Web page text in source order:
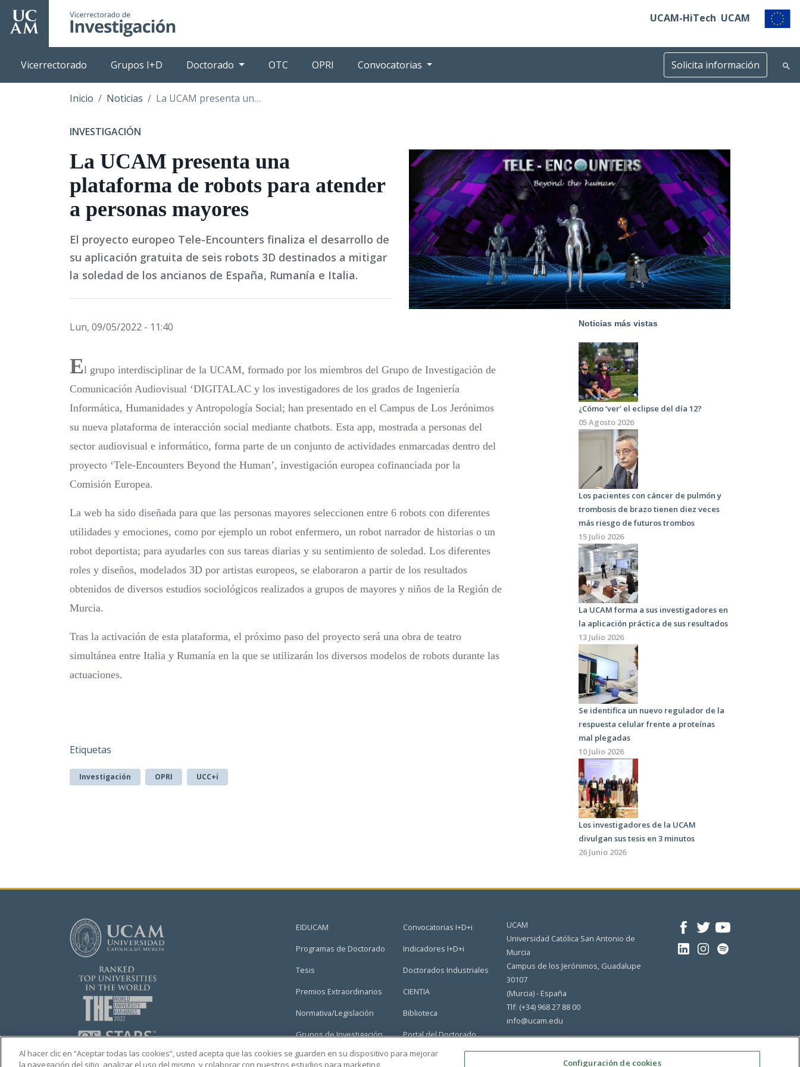
Pasar
principal
UCAM-HiTech UCAM
Vicerrectorado Grupos I+D Doctorado OTC OPRI Convocatorias Solicita información
Inicio Noticias La UCAM presenta una plataforma de robots para atender a personas mayores
INVESTIGACIÓN
La UCAM presenta una
plataforma de robots para atender
a personas mayores
El proyecto europeo Tele-Encounters finaliza el desarrollo de
su aplicación gratuita de seis robots 3D destinados a mitigar
la soledad de los ancianos de España, Rumanía e Italia.
Lun, 09/05/2022 - 11:40
El grupo interdisciplinar de la UCAM, formado por los miembros del Grupo de Investigación de
Comunicación Audiovisual ‘DIGITALAC y los investigadores de los grados de Ingeniería
Informática, Humanidades y Antropología Social; han presentado en el Campus de Los Jerónimos
su nueva plataforma de interacción social mediante chatbots. Esta app, mostrada a personas del
sector audiovisual e informático, forma parte de un conjunto de actividades enmarcadas dentro del
proyecto ‘Tele-Encounters Beyond the Human’, investigación europea cofinanciada por la
Comisión Europea.
La web ha sido diseñada para que las personas mayores seleccionen entre 6 robots con diferentes
utilidades y emociones, como por ejemplo un robot enfermero, un robot narrador de historias o un
robot deportista; para ayudarles con sus tareas diarias y su sentimiento de soledad. Los diferentes
roles y diseños, modelados 3D por artistas europeos, se elaboraron a partir de los resultados
obtenidos de diversos estudios sociológicos realizados a grupos de mayores y niños de la Región de
Murcia.
Tras la activación de esta plataforma, el próximo paso del proyecto será una obra de teatro
simultánea entre Italia y Rumanía en la que se utilizarán los diversos modelos de robots durante las
actuaciones.
Etiquetas
Investigación OPRI UCC+i
Noticias más vistas
¿Cómo ‘ver’ el eclipse del día 12?
05 Agosto 2026
Los pacientes con cáncer de pulmón y
trombosis de brazo tienen diez veces
más riesgo de futuros trombos
15 Julio 2026
La UCAM forma a sus investigadores en
la aplicación práctica de sus resultados
13 Julio 2026
Se identifica un nuevo regulador de la
respuesta celular frente a proteínas
mal plegadas
10 Julio 2026
Los investigadores de la UCAM
divulgan sus tesis en 3 minutos
26 Junio 2026
EIDUCAM
Programas de Doctorado
Tesis
Premios Extraordinarios
Normativa/Legislación
Grupos de Investigación
Convocatorias I+D+i
Indicadores I+D+i
Doctorados Industriales
CIENTIA
Biblioteca
Portal del Doctorado
UCAM
Universidad Católica San Antonio de
Murcia
Campus de los Jerónimos, Guadalupe
30107
(Murcia) - España
Tlf: (+34) 968 27 88 00
info@ucam.edu
Al hacer clic en “Aceptar todas las cookies”, usted acepta que las cookies se guarden en su dispositivo para mejorar
la navegación del sitio, analizar el uso del mismo, y colaborar con nuestros estudios para marketing.
Configuración de cookies